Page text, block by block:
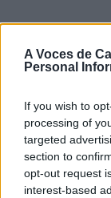
A Voces de
Personal
If you wish to
processing of
targeted
section to
opt-out request
interest-based